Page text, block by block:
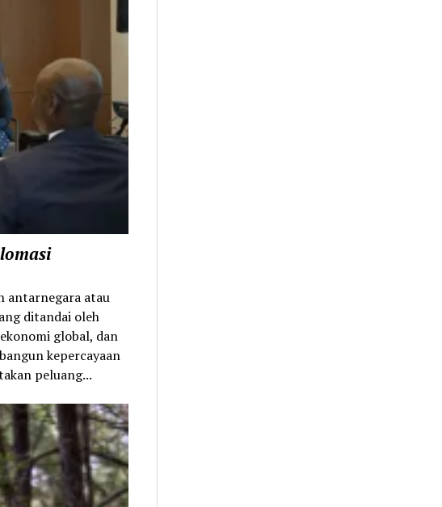
antarnegara atau
ditandai oleh
global, dan
kepercayaan
peluang...